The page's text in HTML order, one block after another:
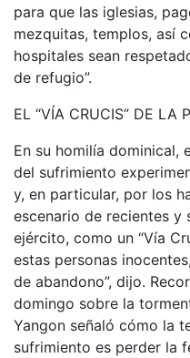
para que las iglesias,
mezquitas, templos, así
hospitales sean
de refugio”.
EL “VÍA CRUCIS” DE LA
En su homilía dominical,
del sufrimiento
y, en particular, por los
escenario de recientes y
ejército, como un “Vía
estas personas
de abandono”, dijo.
domingo sobre la
Yangon señaló cómo la
sufrimiento es perder la